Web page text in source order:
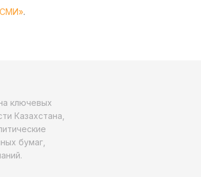
.
ключевых
Казахстана,
бумаг,